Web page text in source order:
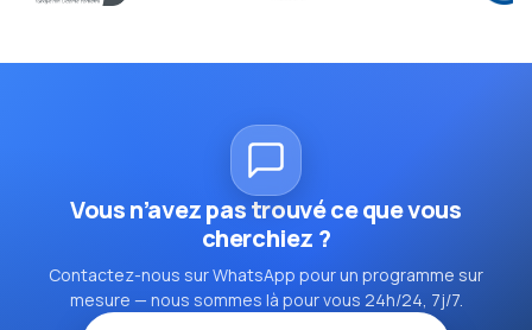
Vous n’avez pas trouvé ce que vous
cherchiez ?
Contactez-nous sur WhatsApp pour un programme sur
mesure — nous sommes là pour vous 24h/24, 7j/7.